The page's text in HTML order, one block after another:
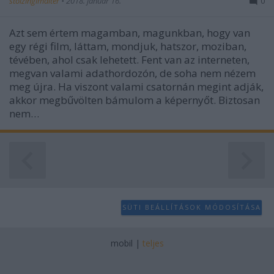
Azt sem értem magamban, magunkban, hogy van
egy régi film, láttam, mondjuk, hatszor, moziban,
tévében, ahol csak lehetett. Fent van az interneten,
megvan valami adathordozón, de soha nem nézem
meg újra. Ha viszont valami csatornán megint adják,
akkor megbűvölten bámulom a képernyőt. Biztosan
nem…
SÜTI BEÁLLÍTÁSOK MÓDOSÍTÁSA
mobil | teljes